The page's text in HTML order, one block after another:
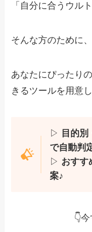
「自分に合うウル
そんな方のために
あなたにぴったり
きるツールを用意
▷ 目的
で自動判
▷ おすす
案♪
👇